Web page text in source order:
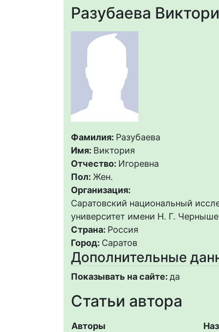
Разубаева
Фамилия: Разубаева
Имя: Виктория
Отчество: Игоревна
Пол: Жен.
Организация:
Саратовский национальный
университет имени Н. Г.
Страна: Россия
Город: Саратов
Дополнительные
Показывать на сайте: да
Статьи автора
Авторы